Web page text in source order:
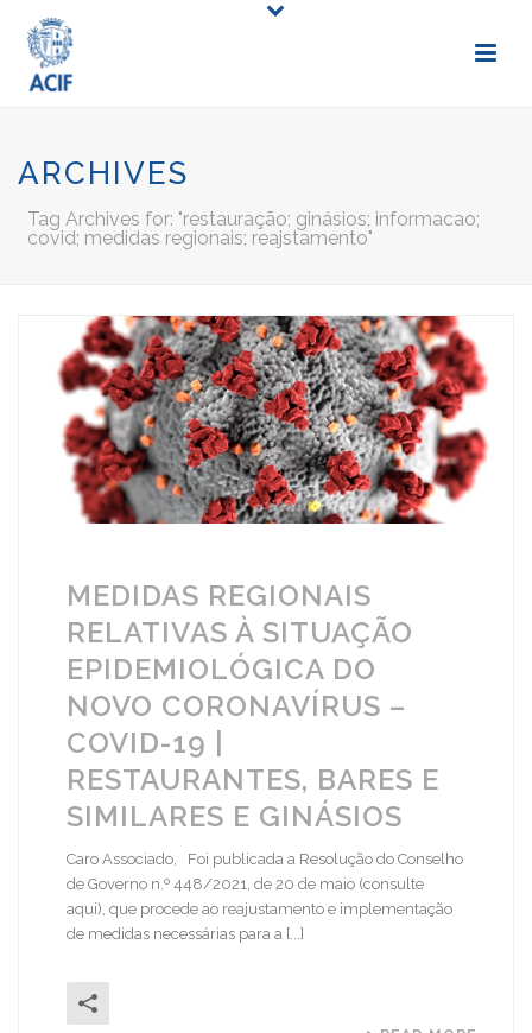
ARCHIVES
Tag Archives for: "restauração; ginásios; informacao;
covid; medidas regionais; reajstamento"
MEDIDAS REGIONAIS
RELATIVAS À SITUAÇÃO
EPIDEMIOLÓGICA DO
NOVO CORONAVÍRUS –
COVID-19 |
RESTAURANTES, BARES E
SIMILARES E GINÁSIOS
Caro Associado, Foi publicada a Resolução do Conselho
de Governo n.º 448/2021, de 20 de maio (consulte
aqui), que procede ao reajustamento e implementação
de medidas necessárias para a [...]